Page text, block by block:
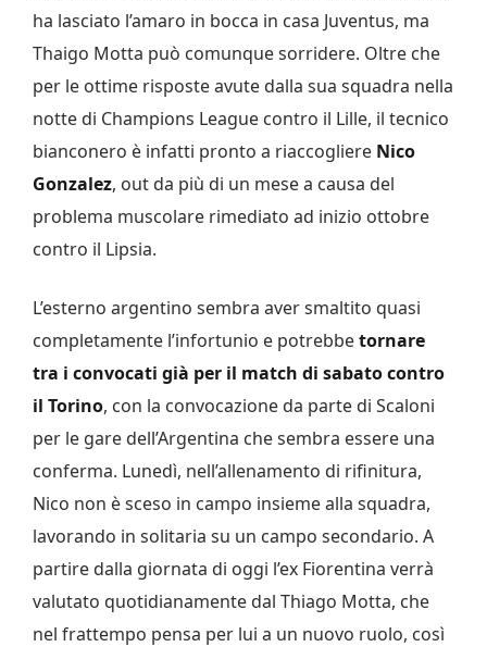
ha lasciato l’amaro in bocca in casa Juventus, ma
Thaigo Motta può comunque sorridere. Oltre che
per le ottime risposte avute dalla sua squadra nella
notte di Champions League contro il Lille, il tecnico
bianconero è infatti pronto a riaccogliere Nico
Gonzalez, out da più di un mese a causa del
problema muscolare rimediato ad inizio ottobre
contro il Lipsia.
L’esterno argentino sembra aver smaltito quasi
completamente l’infortunio e potrebbetornare
tra i convocati già per il match di sabato contro
il Torino, con la convocazione da parte di Scaloni
per le gare dell’Argentina che sembra essere una
conferma. Lunedì, nell’allenamento di rifinitura,
Nico non è sceso in campo insieme alla squadra,
lavorando in solitaria su un campo secondario. A
partire dalla giornata di oggi l’ex Fiorentina verrà
valutato quotidianamente dal Thiago Motta, che
nel frattempo pensa per lui a un nuovo ruolo, così